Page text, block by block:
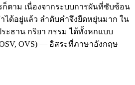
ก็ตาม เนื่องจากระบบการผันที่ซับซ้อน
ด้อยู่แล้ว ลำดับคำจึงยืดหยุ่นมาก ใน
ะธาน กริยา กรรม ได้ทั้งหกแบบ
OSV, OVS) — อิสระที่ภาษาอังกฤษ